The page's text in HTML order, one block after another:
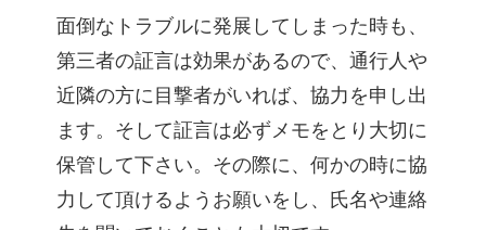
面倒なトラブルに発展してしまった時も、
第三者の証言は効果があるので、通行人や
近隣の方に目撃者がいれば、協力を申し出
ます。そして証言は必ずメモをとり大切に
保管して下さい。その際に、何かの時に協
力して頂けるようお願いをし、氏名や連絡